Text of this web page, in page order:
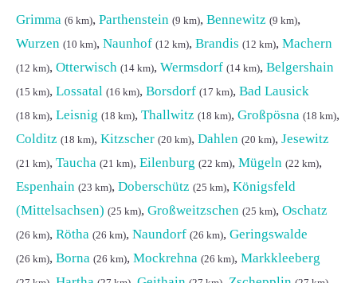
Grimma (6 km), Parthenstein (9 km), Bennewitz (9 km),
Wurzen (10 km), Naunhof (12 km), Brandis (12 km), Machern
(12 km), Otterwisch (14 km), Wermsdorf (14 km), Belgershain
(15 km), Lossatal (16 km), Borsdorf (17 km), Bad Lausick
(18 km), Leisnig (18 km), Thallwitz (18 km), Großpösna (18 km),
Colditz (18 km), Kitzscher (20 km), Dahlen (20 km), Jesewitz
(21 km), Taucha (21 km), Eilenburg (22 km), Mügeln (22 km),
Espenhain (23 km), Doberschütz (25 km), Königsfeld
(Mittelsachsen) (25 km), Großweitzschen (25 km), Oschatz
(26 km), Rötha (26 km), Naundorf (26 km), Geringswalde
(26 km), Borna (26 km), Mockrehna (26 km), Markkleeberg